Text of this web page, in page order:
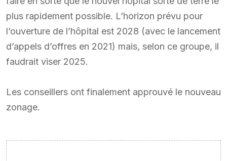
plus rapidement possible. L’horizon prévu pour
l’ouverture de l’hôpital est 2028 (avec le lancement
d’appels d’offres en 2021) mais, selon ce groupe, il
faudrait viser 2025.
Les conseillers ont finalement approuvé le nouveau
zonage.